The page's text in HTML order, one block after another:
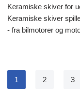
Keramiske skiver for
Keramiske skiver
- fra bilmotorer og
1 2 3